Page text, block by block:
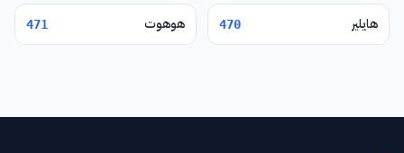
هايلير 470 هوهوت 471